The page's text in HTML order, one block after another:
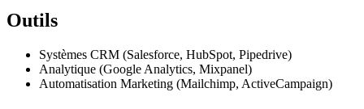
Outils
Systèmes CRM (Salesforce, HubSpot, Pipedrive)
Analytique (Google Analytics, Mixpanel)
Automatisation Marketing (Mailchimp, ActiveCampaign)